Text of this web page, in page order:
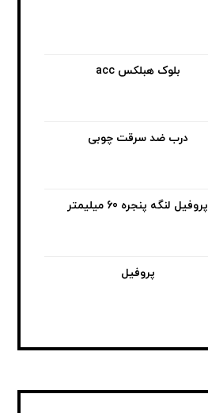
بلوک هبلکس acc
درب ضد سرقت چوبی
پروفیل لنگه پنجره 60 میلیمتر
پروفیل